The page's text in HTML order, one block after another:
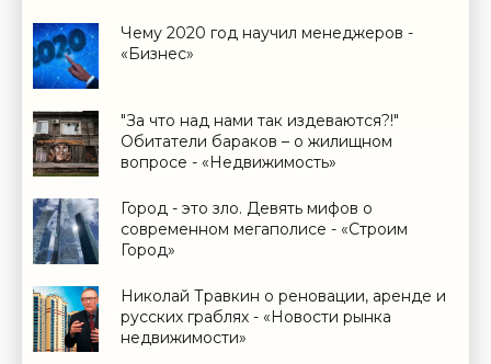
Чему 2020 год научил менеджеров -
«Бизнес»
"За что над нами так издеваются?!"
Обитатели бараков – о жилищном
вопросе - «Недвижимость»
Город - это зло. Девять мифов о
современном мегаполисе - «Строим
Город»
Николай Травкин о реновации, аренде и
русских граблях - «Новости рынка
недвижимости»